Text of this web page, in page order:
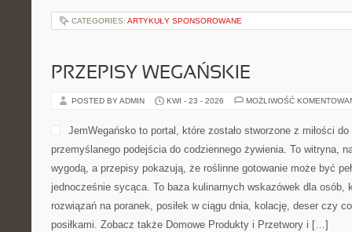
CATEGORIES: ARTYKUŁY SPONSOROWANE
PRZEPISY WEGAŃSKIE
POSTED BY ADMIN KWI - 23 - 2026 MOŻLIWOŚĆ
JemWegańsko to portal, które zostało stworzone z miłości
przemyślanego podejścia do codziennego żywienia. To witryna,
wygodą, a przepisy pokazują, że roślinne gotowanie może być
jednocześnie sycąca. To baza kulinarnych wskazówek dla osób,
rozwiązań na poranek, posiłek w ciągu dnia, kolację, deser czy
posiłkami. Zobacz także Domowe Produkty i Przetwory i […]